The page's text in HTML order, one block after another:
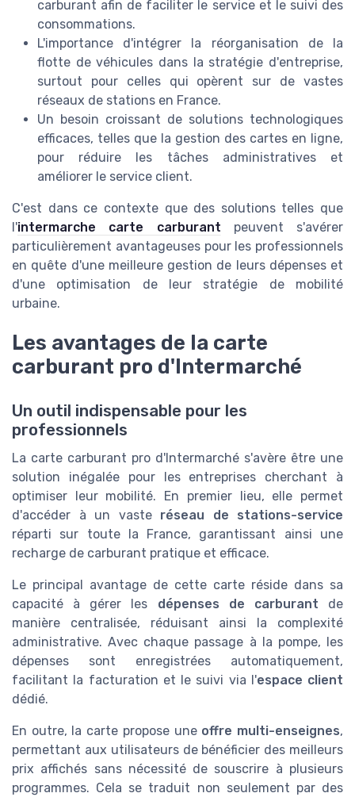
carburant afin de faciliter le service et le suivi des
consommations.
L'importance d'intégrer la réorganisation de la
flotte de véhicules dans la stratégie d'entreprise,
surtout pour celles qui opèrent sur de vastes
réseaux de stations en France.
Un besoin croissant de solutions technologiques
efficaces, telles que la gestion des cartes en ligne,
pour réduire les tâches administratives et
améliorer le service client.
C'est dans ce contexte que des solutions telles que
l'intermarche carte carburant peuvent s'avérer
particulièrement avantageuses pour les professionnels
en quête d'une meilleure gestion de leurs dépenses et
d'une optimisation de leur stratégie de mobilité
urbaine.
Les avantages de la carte
carburant pro d'Intermarché
Un outil indispensable pour les
professionnels
La carte carburant pro d'Intermarché s'avère être une
solution inégalée pour les entreprises cherchant à
optimiser leur mobilité. En premier lieu, elle permet
d'accéder à un vaste réseau de stations-service
réparti sur toute la France, garantissant ainsi une
recharge de carburant pratique et efficace.
Le principal avantage de cette carte réside dans sa
capacité à gérer les dépenses de carburant de
manière centralisée, réduisant ainsi la complexité
administrative. Avec chaque passage à la pompe, les
dépenses sont enregistrées automatiquement,
facilitant la facturation et le suivi via l'espace client
dédié.
En outre, la carte propose une offre multi-enseignes,
permettant aux utilisateurs de bénéficier des meilleurs
prix affichés sans nécessité de souscrire à plusieurs
programmes. Cela se traduit non seulement par des